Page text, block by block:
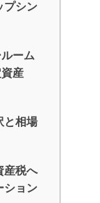
プシン
ーム
産
と相場
産税へ
ション